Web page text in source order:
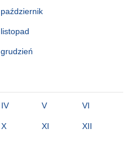
październik
listopad
grudzień
IV V VI
X XI XII